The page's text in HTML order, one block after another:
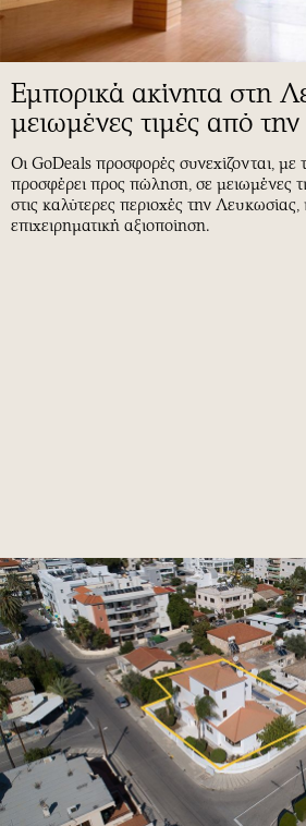
Εμπορικά ακίνητα στη
μειωμένες τιμές από
Οι GoDeals προσφορές συνεχίζονται,
προσφέρει προς πώληση, σε μειωμένες
στις καλύτερες περιοχές την Λευκωσίας,
επιχειρηματική αξιοποίηση.